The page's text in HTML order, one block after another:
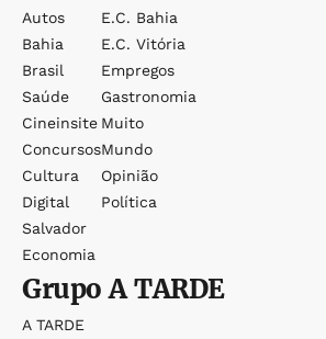
Autos
Bahia
Brasil
Saúde
Cineinsite
Concursos
Cultura
Digital
Salvador
Economia
E.c. Bahia
E.c. Vitória
Empregos
Gastronomia
Muito
Mundo
Opinião
Política
GrupoA TARDE
A TARDE